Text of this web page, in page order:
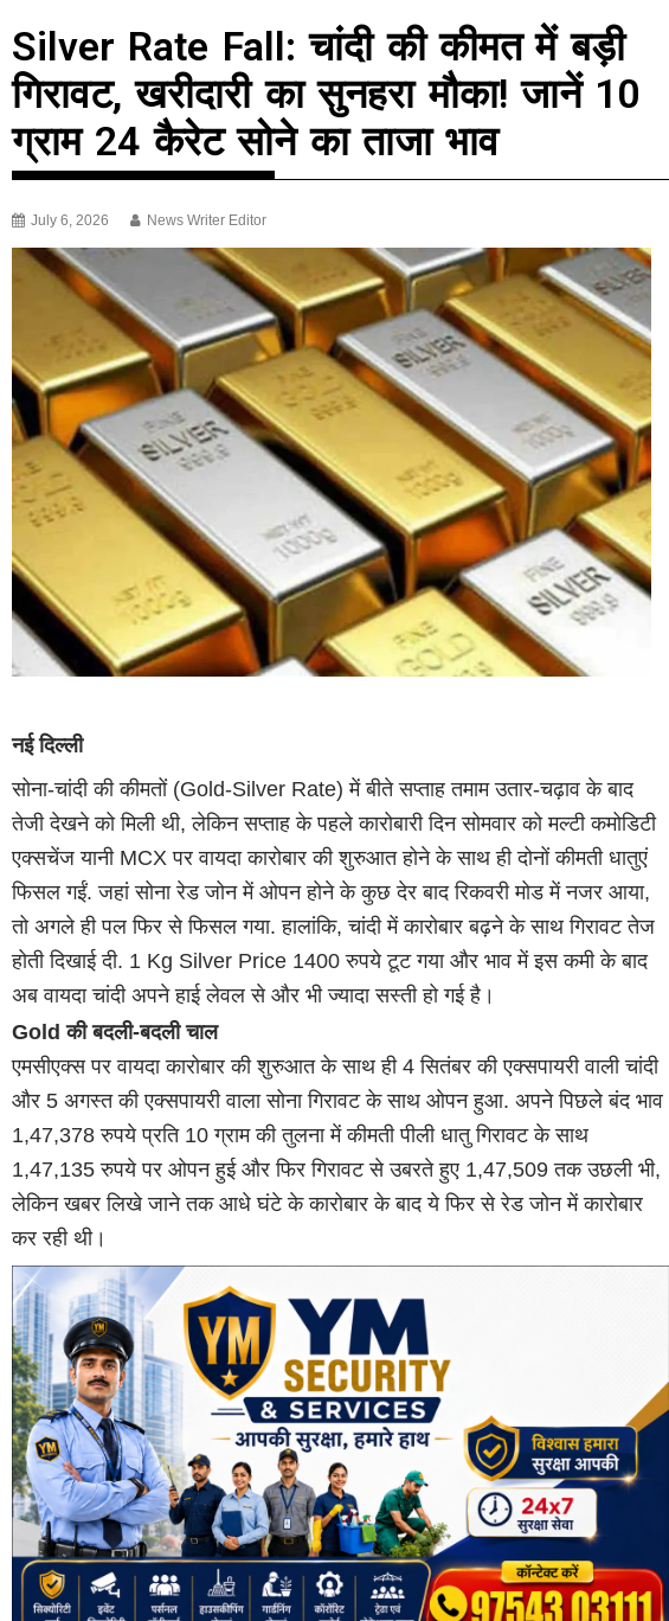
Silver Rate Fall: चांदी की कीमत में बड़ी
गिरावट, खरीदारी का सुनहरा मौका! जानें 10
ग्राम 24 कैरेट सोने का ताजा भाव
July 6, 2026 News Writer Editor
नई दिल्ली
सोना-चांदी की कीमतों (Gold-Silver Rate) में बीते सप्ताह तमाम उतार-चढ़ाव के बाद
तेजी देखने को मिली थी, लेकिन सप्ताह के पहले कारोबारी दिन सोमवार को मल्टी कमोडिटी
एक्सचेंज यानी MCX पर वायदा कारोबार की शुरुआत होने के साथ ही दोनों कीमती धातुएं
फिसल गईं. जहां सोना रेड जोन में ओपन होने के कुछ देर बाद रिकवरी मोड में नजर आया,
तो अगले ही पल फिर से फिसल गया. हालांकि, चांदी में कारोबार बढ़ने के साथ गिरावट तेज
होती दिखाई दी. 1 Kg Silver Price 1400 रुपये टूट गया और भाव में इस कमी के बाद
अब वायदा चांदी अपने हाई लेवल से और भी ज्यादा सस्ती हो गई है।
Gold की बदली-बदली चाल
एमसीएक्स पर वायदा कारोबार की शुरुआत के साथ ही 4 सितंबर की एक्सपायरी वाली चांदी
और 5 अगस्त की एक्सपायरी वाला सोना गिरावट के साथ ओपन हुआ. अपने पिछले बंद भाव
1,47,378 रुपये प्रति 10 ग्राम की तुलना में कीमती पीली धातु गिरावट के साथ
1,47,135 रुपये पर ओपन हुई और फिर गिरावट से उबरते हुए 1,47,509 तक उछली भी,
लेकिन खबर लिखे जाने तक आधे घंटे के कारोबार के बाद ये फिर से रेड जोन में कारोबार
कर रही थी।